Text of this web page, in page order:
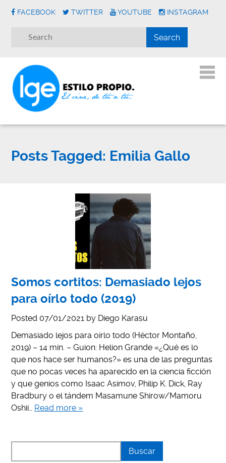
FACEBOOK TWITTER YOUTUBE INSTAGRAM
Posts Tagged: Emilia Gallo
Somos cortitos: Demasiado lejos
para oírlo todo (2019)
Posted 07/01/2021 by Diego Karasu
Demasiado lejos para oírlo todo (Héctor Montaño,
2019) – 14 min. – Guion: Helion Grande «¿Qué es lo
que nos hace ser humanos?» es una de las preguntas
que no pocas veces ha aparecido en la ciencia ficción
y que genios como Isaac Asimov, Philip K. Dick, Ray
Bradbury o el tándem Masamune Shirow/Mamoru
Oshii… Read more »